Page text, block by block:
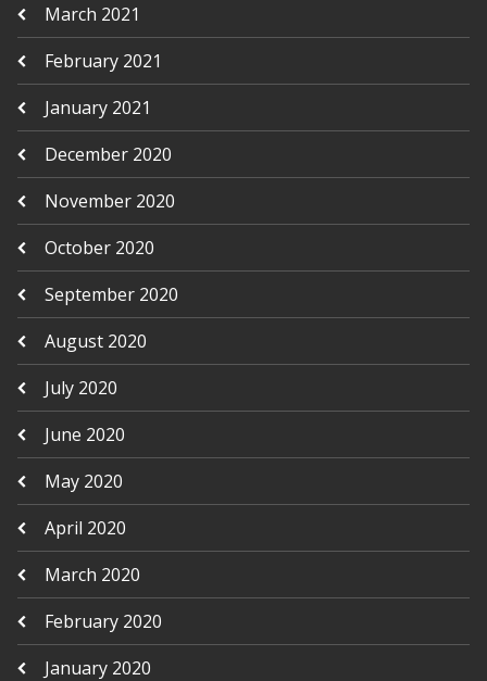
March 2021
February 2021
January 2021
December 2020
November 2020
October 2020
September 2020
August 2020
July 2020
June 2020
May 2020
April 2020
March 2020
February 2020
January 2020